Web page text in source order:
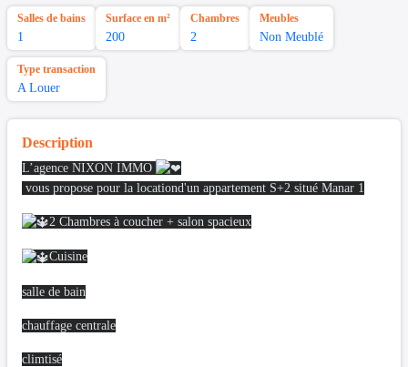
Salles de bains
1
Surface en m²
200
Chambres
2
Meubles
Non Meublé
Type transaction
A Louer
Description
L’agence NIXON IMMO
vous propose pour la locationd'un appartement S+2 situé Manar 1
2 Chambres à coucher + salon spacieux
Cuisine
salle de bain
chauffage centrale
climtisé